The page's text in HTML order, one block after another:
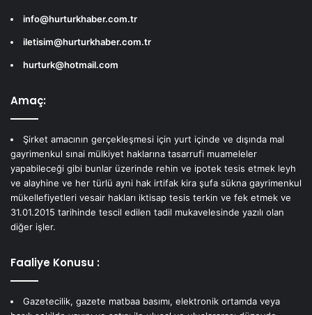
info@hurturkhaber.com.tr
iletisim@hurturkhaber.com.tr
hurturk@hotmail.com
Amaç:
Şirket amacının gerçekleşmesi için yurt içinde ve dışında mal
gayrimenkul sınai mülkiyet haklarına tasarrufi muameleler
yapabileceği gibi bunlar üzerinde rehin ve ipotek tesis etmek leyh
ve alayhine ve her türlü ayni hak irtifak kira şufa sükna gayrimenkul
mükellefiyetleri vesair hakları iktisap tesis terkin ve fek etmek ve
31.01.2015 tarihinde tescil edilen tadil mukavelesinde yazılı olan
diğer işler.
Faaliye Konusu :
Gazetecilik, gazete matbaa basımı, elektronik ortamda veya